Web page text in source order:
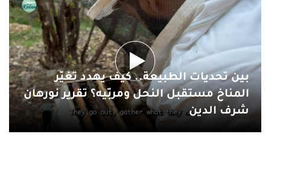
بين تحديات الطبيعة.. كيف يهدد تغيّر
المناخ مستقبل النحل ومربّيه؟ تقرير نورهان
شرف الدين